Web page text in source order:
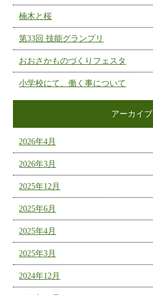
楠木と桜
第33回 技能グランプリ
おおさかものづくりフェスタ
小学校にて、働く事について
アーカイブ
2026年4月
2026年3月
2025年12月
2025年6月
2025年4月
2025年3月
2024年12月